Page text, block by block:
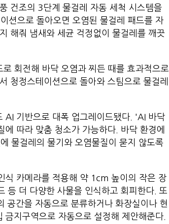
건조의 3단계 물걸레 자동 세척 시스템을
션으로 돌아오면 오염된 물걸레 패드를 자
해줘 냄새와 세균 걱정없이 물걸레를 깨끗
회전해 바닥 오염과 찌든 때를 효과적으로
청정스테이션으로 돌아와 스팀으로 물걸레
AI 기반으로 대폭 업그레이드됐다. 'AI 바닥
따라 맞춤 청소가 가능하다. 바닥 환경에
물걸레의 물기와 오염물질이 묻지 않도록
식 카메라를 적용해 약 1cm 높이의 작은 장
등 더 다양한 사물을 인식하고 회피한다. 또
공간을 자동으로 분류하거나 화장실이나 현
지구역으로 자동으로 설정해 제안해준다.